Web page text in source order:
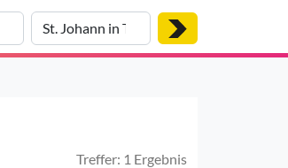
Treffer: 1 Ergebnis